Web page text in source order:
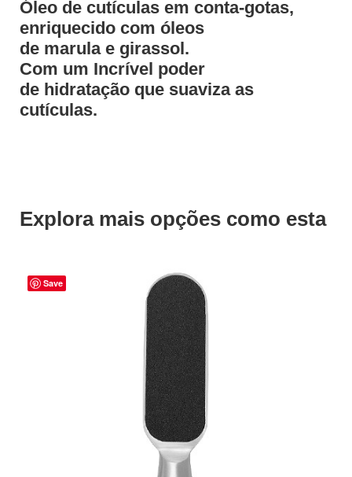
Óleo de cutículas em conta-gotas,
enriquecido com óleos
de marula e girassol.
Com um Incrível poder
de hidratação que suaviza as
cutículas.
Explora mais opções como esta
Save